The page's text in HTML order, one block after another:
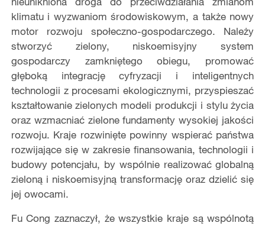
klimatu i wyzwaniom środowiskowym, a także nowy
motor rozwoju społeczno-gospodarczego. Należy
stworzyć zielony, niskoemisyjny system
gospodarczy zamkniętego obiegu, promować
głęboką integrację cyfryzacji i inteligentnych
technologii z procesami ekologicznymi, przyspieszać
kształtowanie zielonych modeli produkcji i stylu życia
oraz wzmacniać zielone fundamenty wysokiej jakości
rozwoju. Kraje rozwinięte powinny wspierać państwa
rozwijające się w zakresie finansowania, technologii i
budowy potencjału, by wspólnie realizować globalną
zieloną i niskoemisyjną transformację oraz dzielić się
jej owocami.
Fu Cong zaznaczył, że wszystkie kraje są wspólnotą